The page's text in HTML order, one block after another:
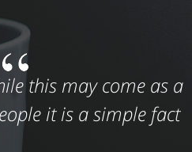
this may come as a
it is a simple fact